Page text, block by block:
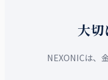
大
NEXONICは、